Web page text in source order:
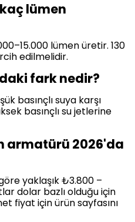
lümen
lümen üretir. 130
edilmelidir.
fark nedir?
basınçlı suya karşı
basınçlı su jetlerine
armatürü 2026'da
yaklaşık ₺3.800 –
dolar bazlı olduğu için
fiyat için ürün sayfasını